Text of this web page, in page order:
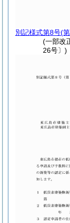
別記様式第8号(
(一部改
26号〕)